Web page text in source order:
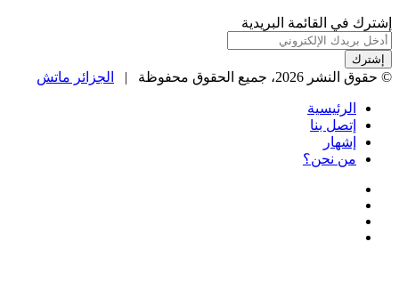
إشترك في القائمة البريدية
أدخل
بريدك
الإلكتروني
© حقوق النشر 2026، جميع الحقوق محفوظة | الجزائر ماتش
الرئيسية
إتصل بنا
إشهار
من نحن؟